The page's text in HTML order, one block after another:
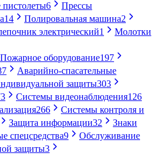
6
Прессы
14 Полировальная машина2
электрический1
Молотки
Пожарное оборудование197
Аварийно-спасательные
защиты303
Системы видеонаблюдения126
266
Системы контроля и
Защита информации32
Знаки
спецсредства9
Обслуживание
защиты3